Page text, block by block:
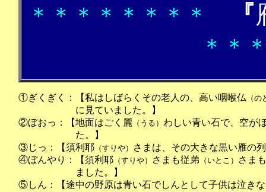
＊＊＊＊＊＊＊＊ 『
＊＊
①ぎくぎく：【私はしばらくその老人の、高い咽喉仏 （
に見ていました。】
②ぼおっ：【地面はごく麗 （うる） わしい青い石で、空が
た。】
③じっ：【須利耶 （すりや）
さまは、その大きな黒い雁の
④ぼんやり：【須利耶 （すりや） さまも従弟 （いとこ）
さま
ました。】
⑤しん：【途中の野原は青い石でしんとして子供は泣き